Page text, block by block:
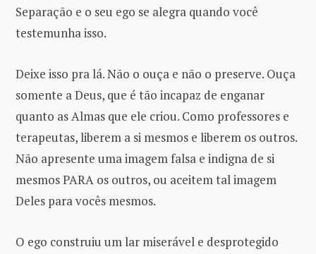
Separação e o seu ego se alegra quando você
testemunha isso.
Deixe isso pra lá. Não o ouça e não o preserve. Ouça
somente a Deus, que é tão incapaz de enganar
quanto as Almas que ele criou. Como professores e
terapeutas, liberem a si mesmos e liberem os outros.
Não apresente uma imagem falsa e indigna de si
mesmos PARA os outros, ou aceitem tal imagem
Deles para vocês mesmos.
O ego construiu um lar miserável e desprotegido